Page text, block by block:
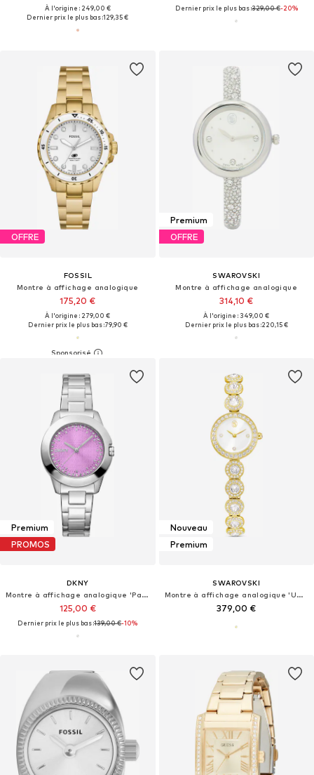
À l'origine : 249,00 €
Dernier prix le plus bas :129,35 €
Dernier prix le plus bas :329,00 €-20%
OFFRE
FOSSIL
Montre à affichage analogique
175,20 €
À l'origine : 279,00 €
Dernier prix le plus bas :79,90 €
Premium
OFFRE
SWAROVSKI
Montre à affichage analogique
314,10 €
À l'origine : 349,00 €
Dernier prix le plus bas :220,15 €
Premium
PROMOS
DKNY
Montre à affichage analogique 'Park Ave'
125,00 €
Dernier prix le plus bas :139,00 €-10%
Nouveau
Premium
SWAROVSKI
Montre à affichage analogique 'UNA'
379,00 €